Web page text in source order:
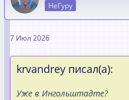
НеГуру
7 Июл 2026
krvandrey писал(а):
Уже в Ингольштадте?